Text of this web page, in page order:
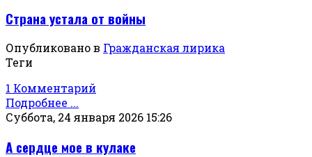
Страна устала от войны
Опубликовано в Гражданская лирика
Теги
1 Комментарий
Подробнее ...
Суббота, 24 января 2026 15:26
А сердце мое в кулаке